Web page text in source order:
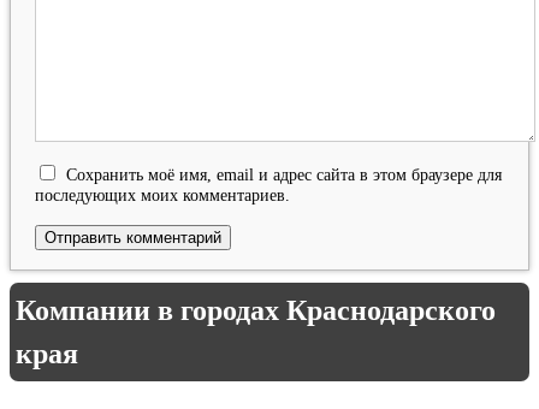
Сохранить моё имя, email и адрес сайта в этом браузере для
последующих моих комментариев.
Компании в городах Краснодарского
края